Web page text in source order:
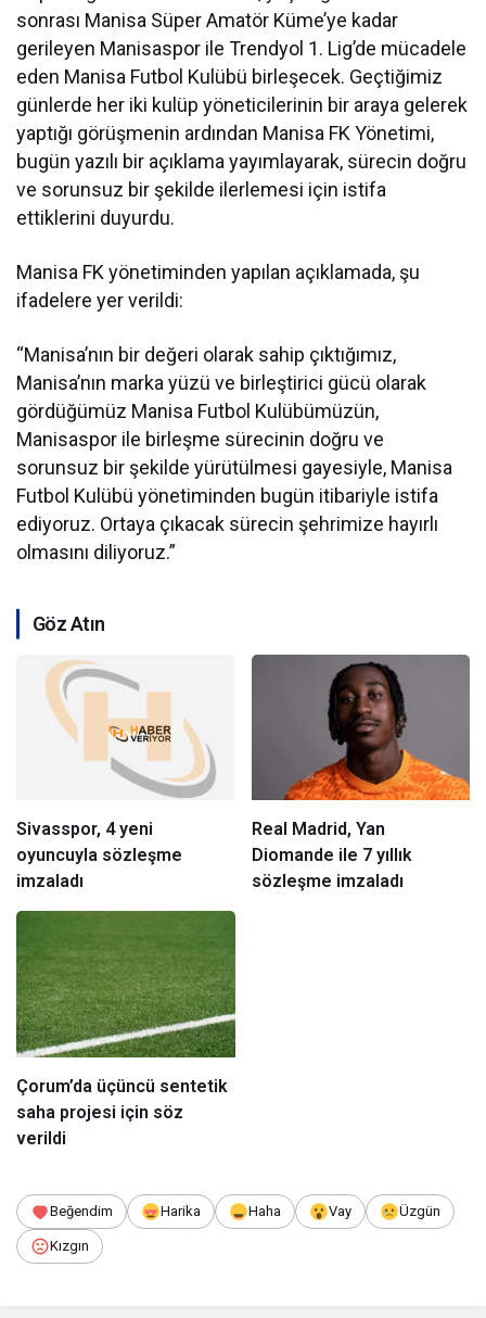
sonrası Manisa Süper Amatör Küme’ye kadar
gerileyen Manisaspor ile Trendyol 1. Lig’de mücadele
eden Manisa Futbol Kulübü birleşecek. Geçtiğimiz
günlerde her iki kulüp yöneticilerinin bir araya gelerek
yaptığı görüşmenin ardından Manisa FK Yönetimi,
bugün yazılı bir açıklama yayımlayarak, sürecin doğru
ve sorunsuz bir şekilde ilerlemesi için istifa
ettiklerini duyurdu.
Manisa FK yönetiminden yapılan açıklamada, şu
ifadelere yer verildi:
“Manisa’nın bir değeri olarak sahip çıktığımız,
Manisa’nın marka yüzü ve birleştirici gücü olarak
gördüğümüz Manisa Futbol Kulübümüzün,
Manisaspor ile birleşme sürecinin doğru ve
sorunsuz bir şekilde yürütülmesi gayesiyle, Manisa
Futbol Kulübü yönetiminden bugün itibariyle istifa
ediyoruz. Ortaya çıkacak sürecin şehrimize hayırlı
olmasını diliyoruz.”
Göz Atın
Sivasspor, 4 yeni
oyuncuyla sözleşme
imzaladı
Real Madrid, Yan
Diomande ile 7 yıllık
sözleşme imzaladı
Çorum’da üçüncü sentetik
saha projesi için söz
verildi
Beğendim Harika Haha Vay Üzgün
Kızgın